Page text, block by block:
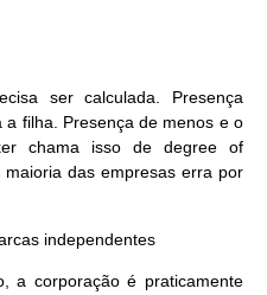
ser calculada. Presença
filha. Presença de menos e o
chama isso de degree of
das empresas erra por
independentes
a corporação é praticamente